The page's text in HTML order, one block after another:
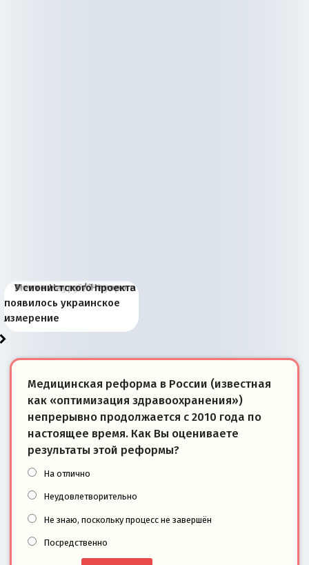
Киевская марионетка
Запада рассказала о
«переобувании» хозяев
В России назрели
перемены: 15 шагов к
суверенной экономике
Миграционный пожар
Европы
Россия начинает
сбрасывать балласт
Анкориджа
Россия зимой 1904
года: первые уступки во
внутренней политике
Русская нация вчера и
сегодня
Почему правый крах в
Варшаве не поможет её
отношениям с Россией?
Место Науру / Науэро в
современной истории
Южной Осетии
У сионистского проекта
появилось украинское
измерение
Медицинская реформа в России (известная
как «оптимизация здравоохранения»)
непрерывно продолжается с 2010 года по
настоящее время. Как Вы оцениваете
результаты этой реформы?
На отлично
Неудовлетворительно
Не знаю, поскольку процесс не завершён
Посредственно